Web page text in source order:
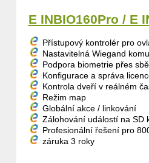
E INBIO160Pro / E
Přístupový kontrolér pro
Nastavitelná Wiegand
Podpora biometrie přes
Konfigurace a správa
Kontrola dveří v reálném
Režim map
Globální akce / linkování
Zálohování událostí na SD
Profesionální řešení pro
záruka 3 roky